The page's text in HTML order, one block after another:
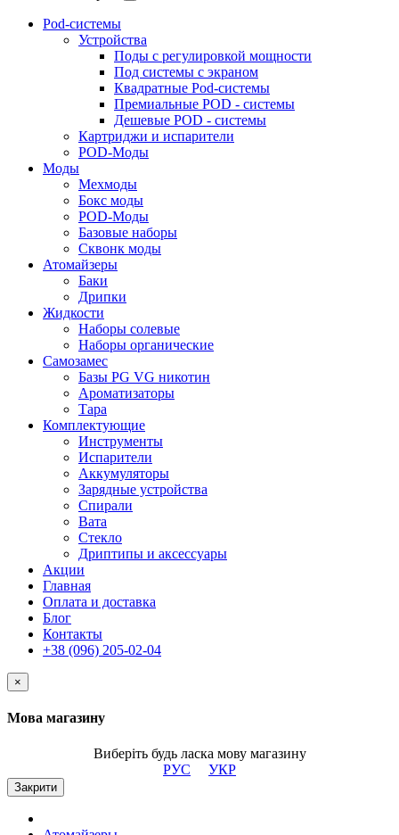
Pod-системы
Устройства
Поды с регулировкой мощности
Под системы с экраном
Квадратные Pod-системы
Премиальные POD - системы
Дешевые POD - системы
Картриджи и испарители
POD-Моды
Моды
Мехмоды
Бокс моды
POD-Моды
Базовые наборы
Сквонк моды
Атомайзеры
Баки
Дрипки
Жидкости
Наборы солевые
Наборы органические
Самозамес
Базы PG VG никотин
Ароматизаторы
Тара
Комплектующие
Инструменты
Испарители
Аккумуляторы
Зарядные устройства
Спирали
Вата
Стекло
Дриптипы и аксессуары
Акции
Главная
Оплата и доставка
Блог
Контакты
+38 (096) 205-02-04
×
Мова магазину
Виберіть будь ласка мову магазину
РУС
УКР
Закрити